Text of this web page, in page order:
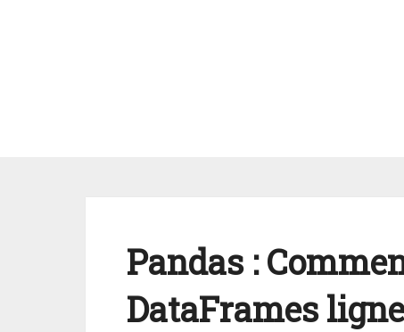
Pandas :
DataFrames